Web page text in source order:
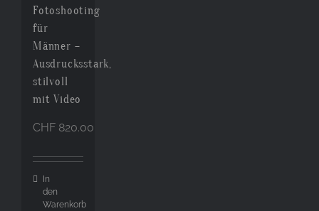
Fotoshooting
für
Männer –
Ausdrucksstark,
stilvoll
mit Video
CHF 820.00
In
den
Warenkorb